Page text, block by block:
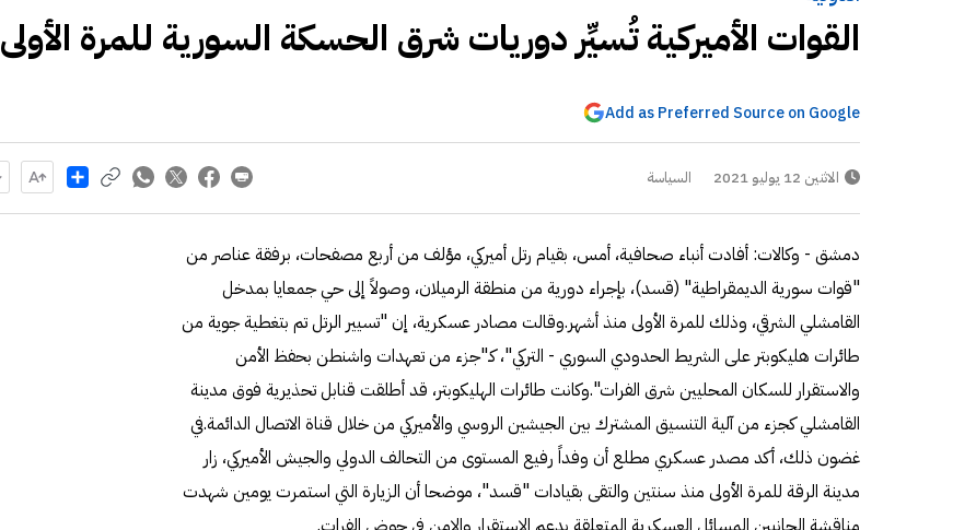
القوات الأميركية تُسيِّر دوريات شرق الحسكة السورية للمرة الأولى
Add as Preferred Source on Google
الاثنين 12 يوليو 2021 السياسة Share
دمشق - وكالات: أفادت أنباء صحافية، أمس، بقيام رتل أميركي، مؤلف من أربع مصفحات، برفقة عناصر من
"قوات سورية الديمقراطية" (قسد)، بإجراء دورية من منطقة الرميلان، وصولاً إلى حي جمعايا بمدخل
القامشلي الشرقي، وذلك للمرة الأولى منذ أشهر.وقالت مصادر عسكرية، إن "تسيير الرتل تم بتغطية جوية من
طائرات هليكوبتر على الشريط الحدودي السوري - التركي"، كـ"جزء من تعهدات واشنطن بحفظ الأمن
والاستقرار للسكان المحليين شرق الفرات".وكانت طائرات الهليكوبتر، قد أطلقت قنابل تحذيرية فوق مدينة
القامشلي كجزء من آلية التنسيق المشترك بين الجيشين الروسي والأميركي من خلال قناة الاتصال الدائمة.في
غضون ذلك، أكد مصدر عسكري مطلع أن وفداً رفيع المستوى من التحالف الدولي والجيش الأميركي، زار
مدينة الرقة للمرة الأولى منذ سنتين والتقى بقيادات "قسد"، موضحا أن الزيارة التي استمرت يومين شهدت